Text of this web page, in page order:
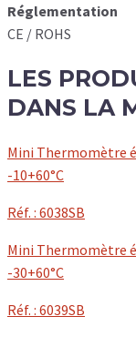
Réglementation
CE / ROHS
LES
DANS LA
Mini Thermomètre
-10+60°C
Réf. : 6038SB
Mini Thermomètre
-30+60°C
Réf. : 6039SB